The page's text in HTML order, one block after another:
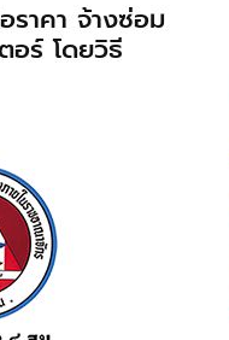
ราคา จ้างซ่อม
ร์ โดยวิธี